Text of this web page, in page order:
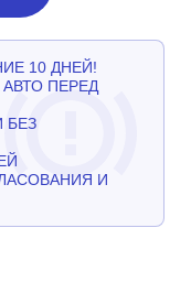
10 ДНЕЙ!
ПЕРЕД
БЕЗ
И